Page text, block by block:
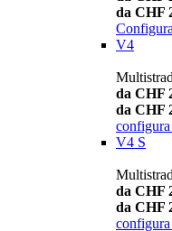
da CHF
Configura
V4
da CHF
da CHF
configura
V4 S
da CHF
da CHF
configura